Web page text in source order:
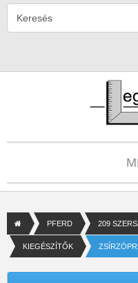
PFERD 209
KIEGÉSZÍTŐK